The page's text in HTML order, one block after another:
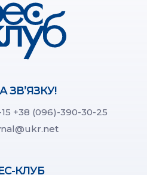
ЗВ’ЯЗКУ!
+38 (096)-390-30-25
КЛУБ